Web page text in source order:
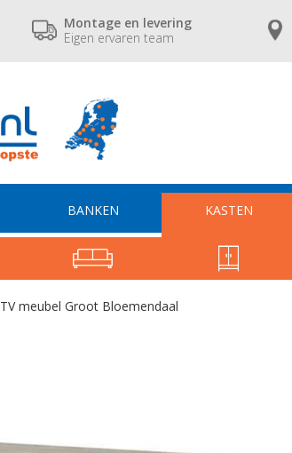
Montage en levering
Eigen ervaren team
BANKEN KASTEN
TV meubel Groot Bloemendaal